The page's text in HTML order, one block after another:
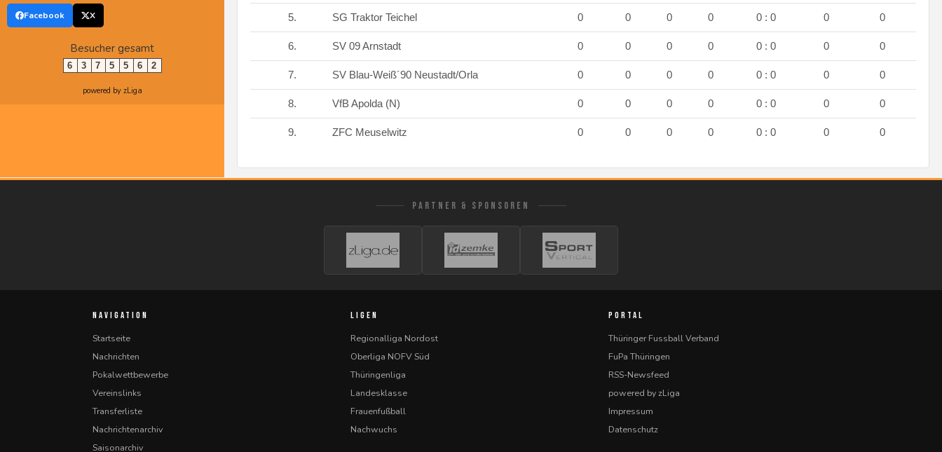
Facebook X
Besucher gesamt
6 3 7 5 5 6 2
powered by zLiga
5. SG Traktor Teichel 0 0 0 0 0 : 0 0 0
6. SV 09 Arnstadt 0 0 0 0 0 : 0 0 0
7. SV Blau-Weiß´90 Neustadt/Orla 0 0 0 0 0 : 0 0 0
8. VfB Apolda (N) 0 0 0 0 0 : 0 0 0
9. ZFC Meuselwitz 0 0 0 0 0 : 0 0 0
PARTNER & SPONSOREN
NAVIGATION
Startseite
Nachrichten
Pokalwettbewerbe
Vereinslinks
Transferliste
Nachrichtenarchiv
Saisonarchiv
LIGEN
Regionalliga Nordost
Oberliga NOFV Süd
Thüringenliga
Landesklasse
Frauenfußball
Nachwuchs
PORTAL
Thüringer Fussball Verband
FuPa Thüringen
RSS-Newsfeed
powered by zLiga
Impressum
Datenschutz